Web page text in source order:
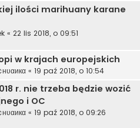
ilości marihuany karane
« 22 lis 2018, o 09:51
w krajach europejskich
« 19 paź 2018, o 10:54
r. nie trzeba będzie wozić
i OC
« 19 paź 2018, o 09:26